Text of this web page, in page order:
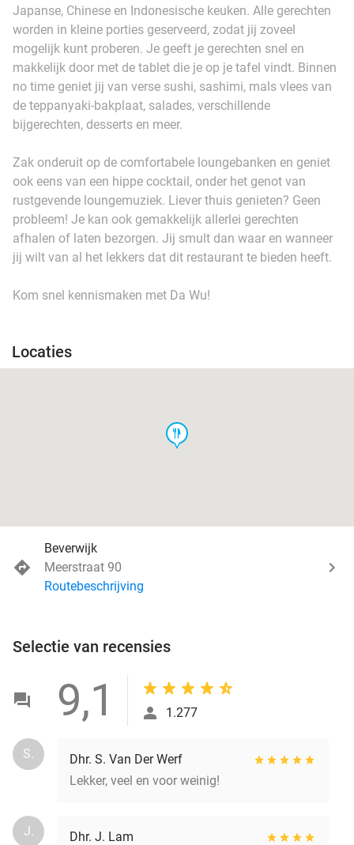
Japanse, Chinese en Indonesische keuken. Alle gerechten
worden in kleine porties geserveerd, zodat jij zoveel
mogelijk kunt proberen. Je geeft je gerechten snel en
makkelijk door met de tablet die je op je tafel vindt. Binnen
no time geniet jij van verse sushi, sashimi, mals vlees van
de teppanyaki-bakplaat, salades, verschillende
bijgerechten, desserts en meer.
Zak onderuit op de comfortabele loungebanken en geniet
ook eens van een hippe cocktail, onder het genot van
rustgevende loungemuziek. Liever thuis genieten? Geen
probleem! Je kan ook gemakkelijk allerlei gerechten
afhalen of laten bezorgen. Jij smult dan waar en wanneer
jij wilt van al het lekkers dat dit restaurant te bieden heeft.
Kom snel kennismaken met Da Wu!
Locaties
food
Beverwijk
Meerstraat 90
Routebeschrijving
Selectie van recensies
9,1 1.277
S.
Dhr. S. Van Der Werf
Lekker, veel en voor weinig!
J. Dhr. J. Lam